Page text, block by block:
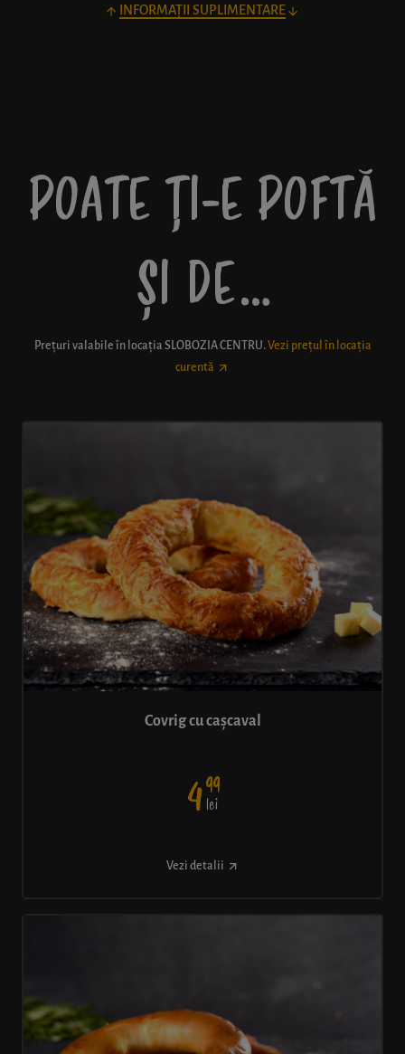
INFORMAȚII SUPLIMENTARE
POATE ȚI-E POFTĂ
ȘI DE…
Prețuri valabile în locația SLOBOZIA CENTRU. Vezi prețul în locația
curentă
Covrig cu cașcaval
499
lei
Vezi detalii